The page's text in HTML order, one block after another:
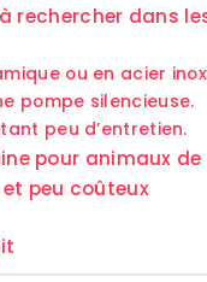
rechercher dans
ou en acier
pompe silencieuse.
peu d’entretien.
pour animaux de
peu coûteux